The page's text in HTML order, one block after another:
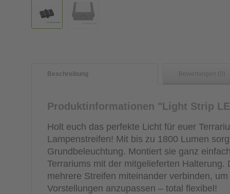
Beschreibung Bewertungen (0)
Produktinformationen "Light Strip
Holt euch das perfekte Licht für euer
Lampenstreifen! Mit bis zu 1800 Lumen
Grundbeleuchtung. Montiert sie ganz
Terrariums mit der mitgelieferten Halterung.
mehrere Streifen miteinander verbinden,
Vorstellungen anzupassen – total flexibel!